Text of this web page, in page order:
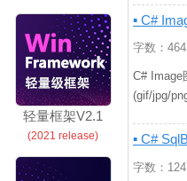
轻量框架V2.1
(2021 release)
▪ C#
字数：
C# Image
(gif/jpg/
▪ C#
字数：